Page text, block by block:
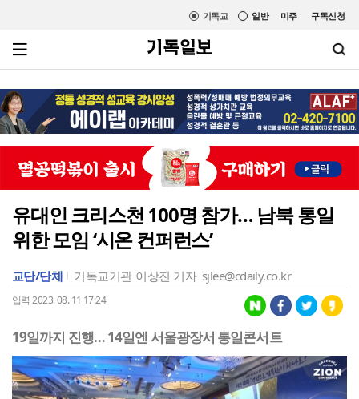
미주 구독신청
일반
기독교
유대인 크리스천 100명 참가… 남북 통일
위한 모임 ‘시온 컨퍼런스’
교단/단체 기독교기관 이상진 기자 sjlee@cdaily.co.kr
입력 2023. 08. 11 17:24
19일까지 진행… 14일엔 서울광장서 통일콘서트